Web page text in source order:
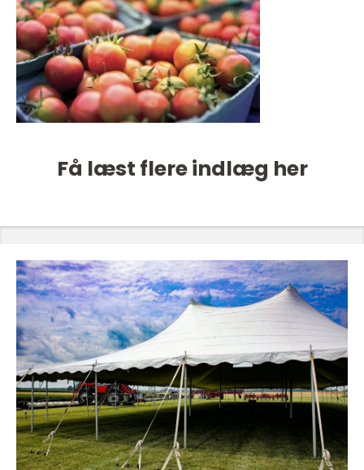
Få læst flere indlæg her